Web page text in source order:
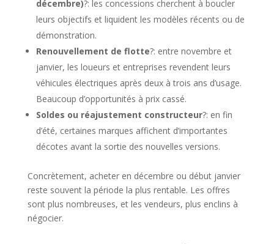
décembre)?: les concessions cherchent à boucler
leurs objectifs et liquident les modèles récents ou de
démonstration.
Renouvellement de flotte?: entre novembre et
janvier, les loueurs et entreprises revendent leurs
véhicules électriques après deux à trois ans d’usage.
Beaucoup d’opportunités à prix cassé.
Soldes ou réajustement constructeur?: en fin
d’été, certaines marques affichent d’importantes
décotes avant la sortie des nouvelles versions.
Concrètement, acheter en décembre ou début janvier
reste souvent la période la plus rentable. Les offres
sont plus nombreuses, et les vendeurs, plus enclins à
négocier.